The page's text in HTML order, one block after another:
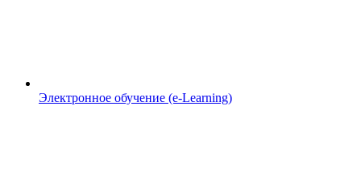
Электронное обучение (e-Learning)